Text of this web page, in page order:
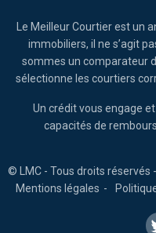
Le Meilleur Courtier est un
immobiliers, il ne s’agit
sommes un comparateur
sélectionne les courtiers
Un crédit vous engage
capacités de
© LMC - Tous droits réservés -
Mentions légales